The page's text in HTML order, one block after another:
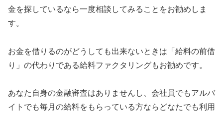
金を探しているなら一度相談してみることをお勧めしま
す。
お金を借りるのがどうしても出来ないときは「給料の前借
り」の代わりである給料ファクタリングもお勧めです。
あなた自身の金融審査はありませんし、会社員でもアルバ
イトでも毎月の給料をもらっている方ならどなたでも利用